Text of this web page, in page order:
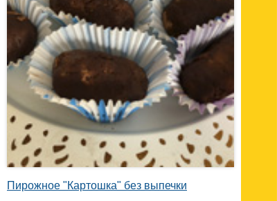
Пирожное "Картошка" без выпечки